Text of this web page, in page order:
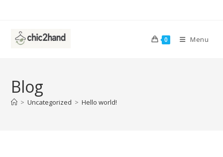
content
0 Menu
Blog
> Uncategorized > Hello world!